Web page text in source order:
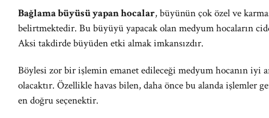
Bağlama büyüsü yapan hocalar, büyünün çok özel ve
belirtmektedir. Bu büyüyü yapacak olan medyum hocaların
Aksi takdirde büyüden etki almak imkansızdır.
Böylesi zor bir işlemin emanet edileceği medyum hocanın iyi
olacaktır. Özellikle havas bilen, daha önce bu alanda işlemler
en doğru seçenektir.